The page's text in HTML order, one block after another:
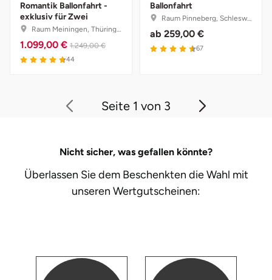
Romantik Ballonfahrt -
exklusiv für Zwei
Raum Meiningen, Thüringen
1.099,00 € 1.249,00 €
4.7 von 5
44
Ballonfahrt
Raum Pinneberg, Schleswig-Holstein
ab 259,00 €
4.5 von 5
67
Seite 1 von 3
Nicht sicher, was gefallen könnte?
Überlassen Sie dem Beschenkten die Wahl mit
unseren Wertgutscheinen:
Öhringen